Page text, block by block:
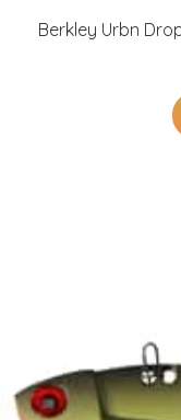
Berkley Urbn